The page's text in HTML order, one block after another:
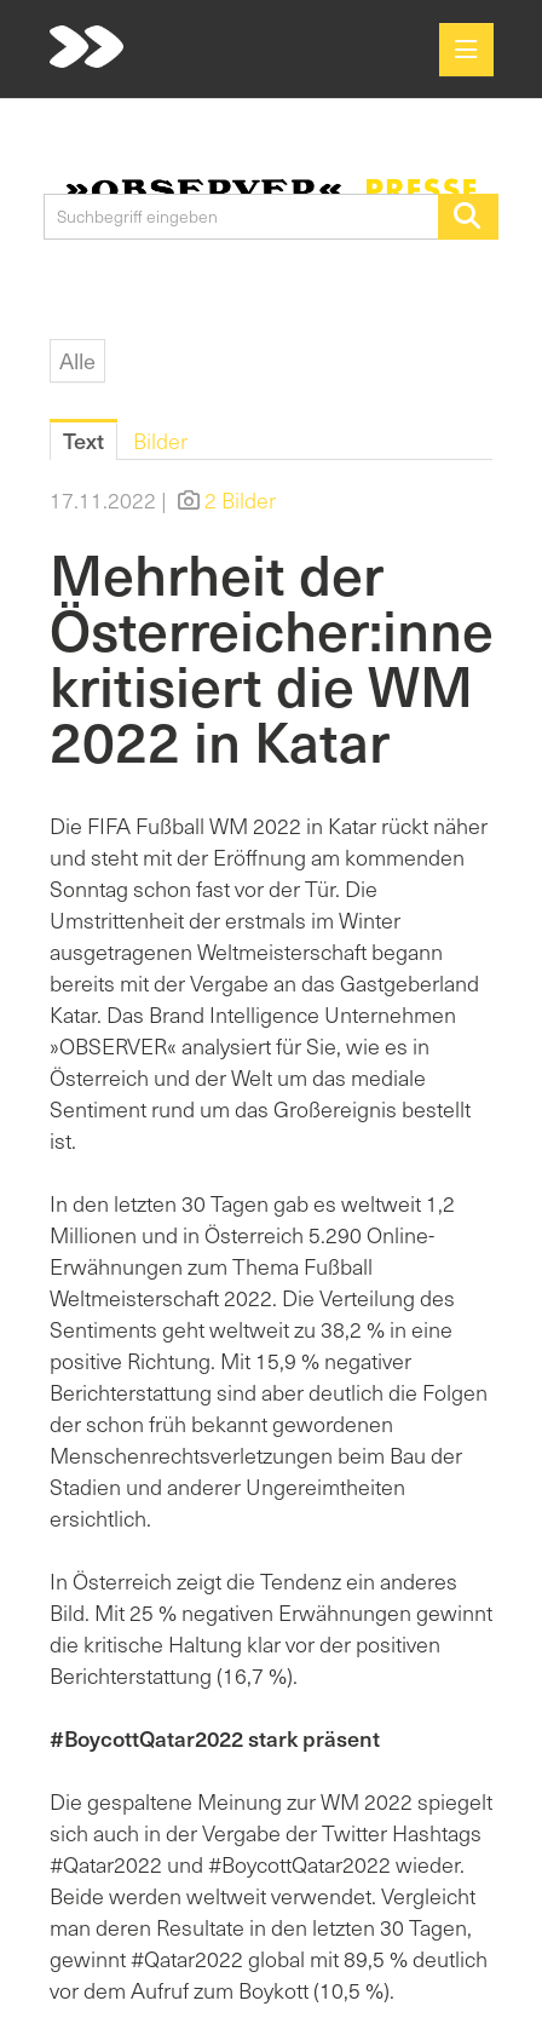
Media
Alle
Text
Bilder
17.11.2022 |
2 Bilder
Mehrheit der
Österreicher:innen
kritisiert die WM
2022 in Katar
Die FIFA Fußball WM 2022 in Katar rückt näher
und steht mit der Eröffnung am kommenden
Sonntag schon fast vor der Tür. Die
Umstrittenheit der erstmals im Winter
ausgetragenen Weltmeisterschaft begann
bereits mit der Vergabe an das Gastgeberland
Katar. Das Brand Intelligence Unternehmen
»OBSERVER« analysiert für Sie, wie es in
Österreich und der Welt um das mediale
Sentiment rund um das Großereignis bestellt
ist.
In den letzten 30 Tagen gab es weltweit 1,2
Millionen und in Österreich 5.290 Online-
Erwähnungen zum Thema Fußball
Weltmeisterschaft 2022. Die Verteilung des
Sentiments geht weltweit zu 38,2 % in eine
positive Richtung. Mit 15,9 % negativer
Berichterstattung sind aber deutlich die Folgen
der schon früh bekannt gewordenen
Menschenrechtsverletzungen beim Bau der
Stadien und anderer Ungereimtheiten
ersichtlich.
In Österreich zeigt die Tendenz ein anderes
Bild. Mit 25 % negativen Erwähnungen gewinnt
die kritische Haltung klar vor der positiven
Berichterstattung (16,7 %).
#BoycottQatar2022 stark präsent
Die gespaltene Meinung zur WM 2022 spiegelt
sich auch in der Vergabe der Twitter Hashtags
#Qatar2022 und #BoycottQatar2022 wieder.
Beide werden weltweit verwendet. Vergleicht
man deren Resultate in den letzten 30 Tagen,
gewinnt #Qatar2022 global mit 89,5 % deutlich
vor dem Aufruf zum Boykott (10,5 %).